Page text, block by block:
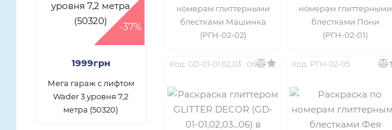
-37%
1999грн
Мега гараж с лифтом
Wader 3 уровня 7,2
метра (50320)
номерам глиттерными
блестками Машинка
(РГН-02-02)
номерам глиттерными
блестками Пони
(РГН-02-01)
Код: GD-01-01,02,03...06 Код: РГН-02-05